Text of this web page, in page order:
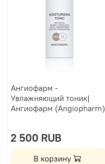
Ангиофарм -
Увлажняющий тоник|
Ангиофарм (Angiopharm)
2 500 RUB
В корзину